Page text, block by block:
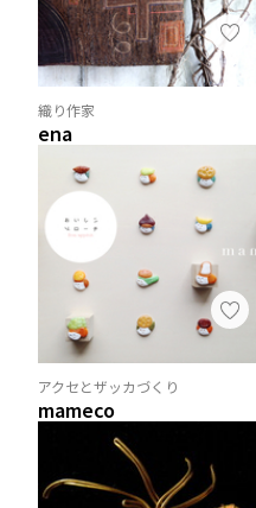
織り作家
ena
アクセとザッカづくり
mameco